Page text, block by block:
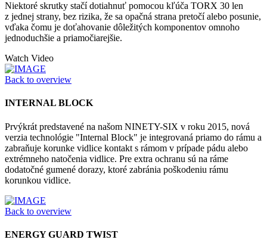
Niektoré skrutky stačí dotiahnuť pomocou kľúča TORX 30 len
z jednej strany, bez rizika, že sa opačná strana pretočí alebo posunie,
vďaka čomu je doťahovanie dôležitých komponentov omnoho
jednoduchšie a priamočiarejšie.
Watch Video
Back to overview
INTERNAL BLOCK
Prvýkrát predstavené na našom NINETY-SIX v roku 2015, nová
verzia technológie "Internal Block" je integrovaná priamo do rámu a
zabraňuje korunke vidlice kontakt s rámom v prípade pádu alebo
extrémneho natočenia vidlice. Pre extra ochranu sú na ráme
dodatočné gumené dorazy, ktoré zabránia poškodeniu rámu
korunkou vidlice.
Back to overview
ENERGY GUARD TWIST